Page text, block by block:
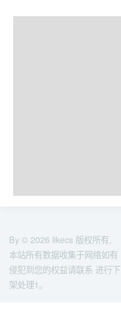
By © 2026 likecs 版权所有,
本站所有数据收集于网络如有
侵犯到您的权益请联系 进行下
架处理1。